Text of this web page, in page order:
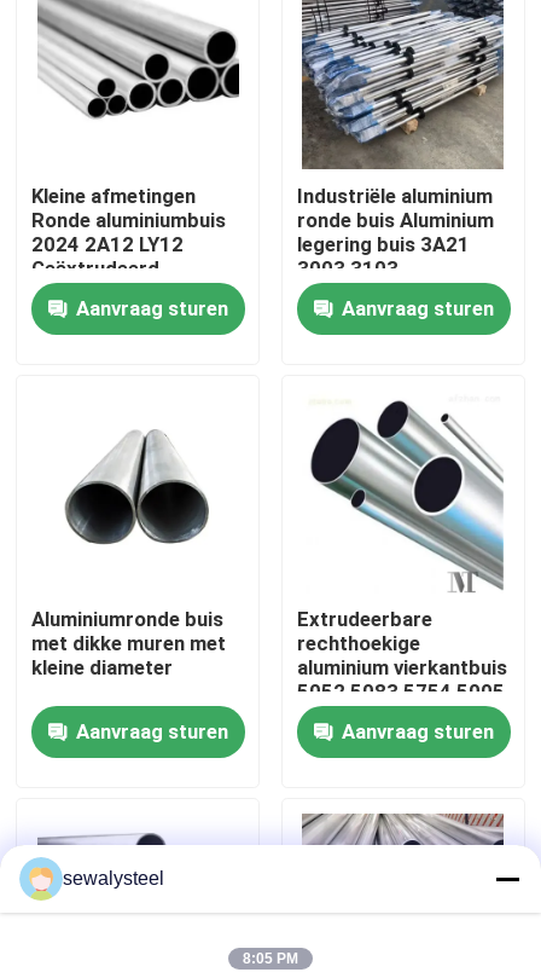
Thuis
Over ons
Kwaliteitscontrole
Contacteer ons
Alle Gevallen
Vraag een offerte aan
Kleine afmetingen
Ronde aluminiumbuis
2024 2A12 LY12
Geëxtrudeerd
ISO9001
Aanvraag sturen
Industriële aluminium
ronde buis Aluminium
legering buis 3A21
3003 3103
Aanvraag sturen
Aluminiumronde buis
met dikke muren met
kleine diameter
Aanvraag sturen
Extrudeerbare
rechthoekige
aluminium vierkantbuis
5052 5083 5754 5005
Aanvraag sturen
sewalysteel
8:05 PM